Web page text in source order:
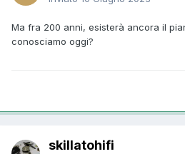
Ma fra 200 anni, esisterà ancora il
conosciamo oggi?
skillatohifi